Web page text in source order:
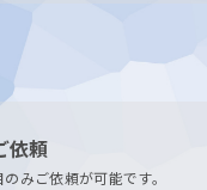
依頼
みご依頼が可能です。